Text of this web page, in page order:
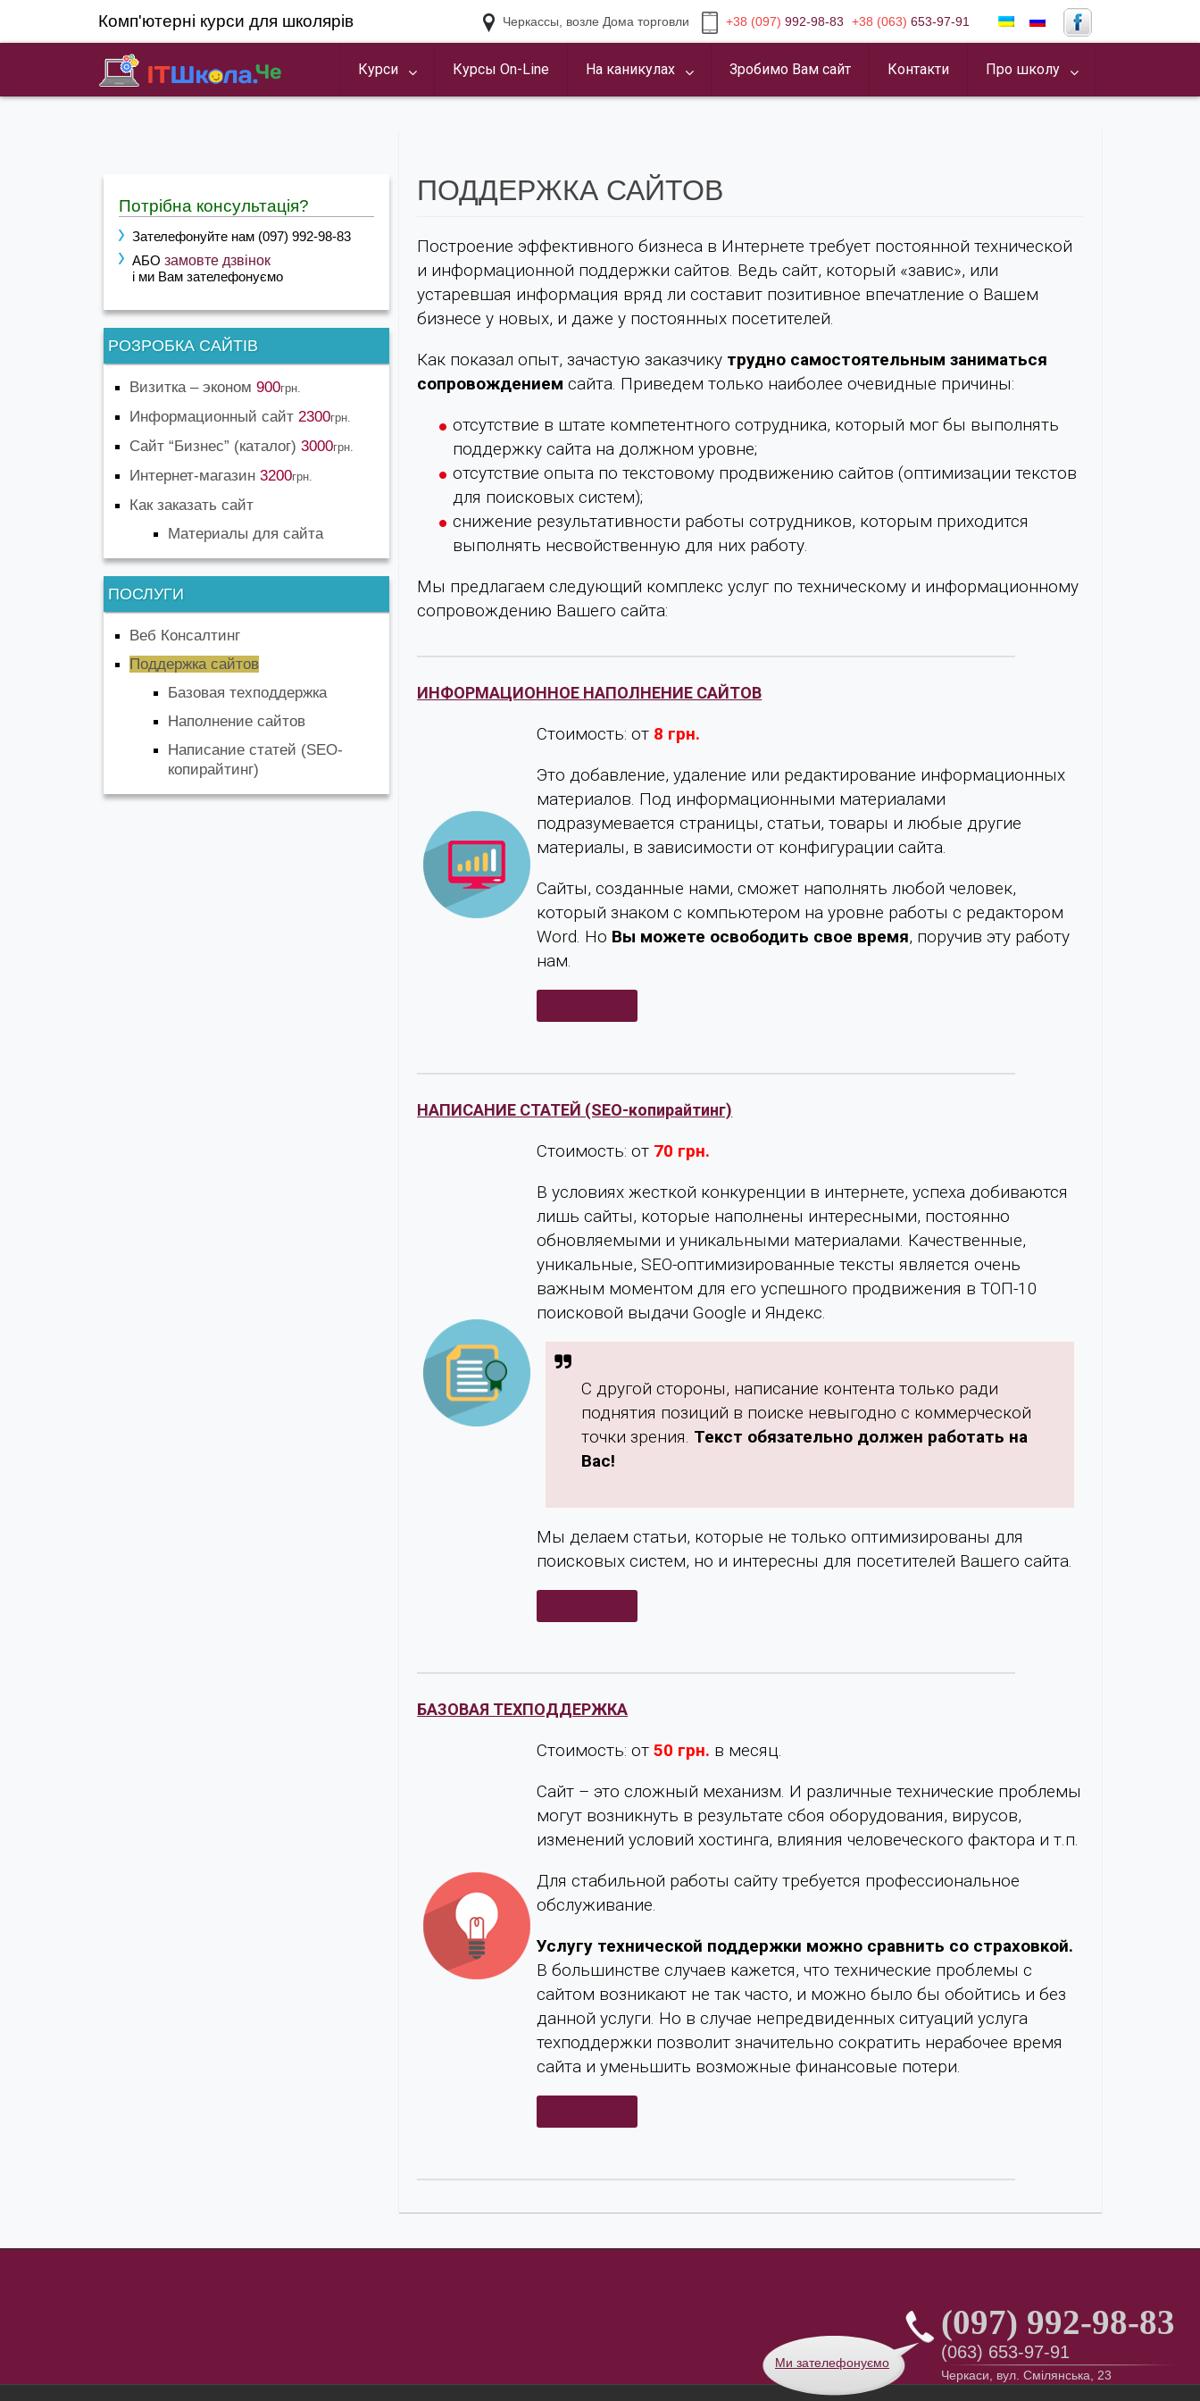
content
Комп'ютерні курси для школярів Черкассы, возле Дома торговли +38 (097) 992-98-83 +38 (063) 653-97-91
Курси Курсы On-Line На каникулах Зробимо Вам сайт Контакти Про школу
ПОДДЕРЖКА САЙТОВ
Построение эффективного бизнеса в Интернете требует постоянной технической
и информационной поддержки сайтов. Ведь сайт, который «завис», или
устаревшая информация вряд ли составит позитивное впечатление о Вашем
бизнесе у новых, и даже у постоянных посетителей.
Как показал опыт, зачастую заказчику трудно самостоятельным заниматься
сопровождением сайта. Приведем только наиболее очевидные причины:
отсутствие в штате компетентного сотрудника, который мог бы выполнять
поддержку сайта на должном уровне;
отсутствие опыта по текстовому продвижению сайтов (оптимизации текстов
для поисковых систем);
снижение результативности работы сотрудников, которым приходится
выполнять несвойственную для них работу.
Мы предлагаем следующий комплекс услуг по техническому и информационному
сопровождению Вашего сайта:
ИНФОРМАЦИОННОЕ НАПОЛНЕНИЕ САЙТОВ
Стоимость: от 8 грн.
Это добавление, удаление или редактирование информационных
материалов. Под информационными материалами
подразумевается страницы, статьи, товары и любые другие
материалы, в зависимости от конфигурации сайта.
Сайты, созданные нами, сможет наполнять любой человек,
который знаком с компьютером на уровне работы с редактором
Word. Но Вы можете освободить свое время, поручив эту работу
нам.
НАПИСАНИЕ СТАТЕЙ (SEO-копирайтинг)
Стоимость: от 70 грн.
В условиях жесткой конкуренции в интернете, успеха добиваются
лишь сайты, которые наполнены интересными, постоянно
обновляемыми и уникальными материалами. Качественные,
уникальные, SEO-оптимизированные тексты является очень
важным моментом для его успешного продвижения в ТОП-10
поисковой выдачи Google и Яндекс.
С другой стороны, написание контента только ради
поднятия позиций в поиске невыгодно с коммерческой
точки зрения. Текст обязательно должен работать на
Вас!
Мы делаем статьи, которые не только оптимизированы для
поисковых систем, но и интересны для посетителей Вашего сайта.
БАЗОВАЯ ТЕХПОДДЕРЖКА
Стоимость: от50 грн. в месяц.
Сайт – это сложный механизм. И различные технические проблемы
могут возникнуть в результате сбоя оборудования, вирусов,
изменений условий хостинга, влияния человеческого фактора и т.п.
Для стабильной работы сайту требуется профессиональное
обслуживание.
Услугу технической поддержки можно сравнить со страховкой.
В большинстве случаев кажется, что технические проблемы с
сайтом возникают не так часто, и можно было бы обойтись и без
данной услуги. Но в случае непредвиденных ситуаций услуга
техподдержки позволит значительно сократить нерабочее время
сайта и уменьшить возможные финансовые потери.
Потрібна консультація?
Зателефонуйте нам (097) 992-98-83
АБО замовте дзвінок
і ми Вам зателефонуємо
РОЗРОБКА САЙТІВ
Визитка – эконом 900грн.
Информационный сайт2300грн.
Сайт “Бизнес” (каталог) 3000грн.
Интернет-магазин3200грн.
Как заказать сайт
Материалы для сайта
ПОСЛУГИ
Веб Консалтинг
Поддержка сайтов
Базовая техподдержка
Наполнение сайтов
Написание статей (SEO-
копирайтинг)
Ми зателефонуємо
(097) 992-98-83
(063) 653-97-91
Черкаси, вул. Смілянська, 23